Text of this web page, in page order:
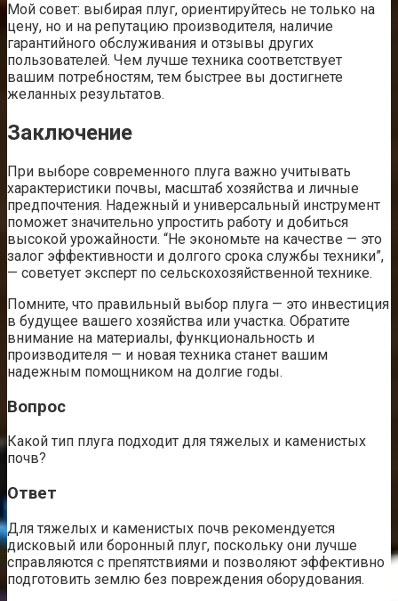
Мой совет: выбирая плуг, ориентируйтесь не только на
цену, но и на репутацию производителя, наличие
гарантийного обслуживания и отзывы других
пользователей. Чем лучше техника соответствует
вашим потребностям, тем быстрее вы достигнете
желанных результатов.
Заключение
При выборе современного плуга важно учитывать
характеристики почвы, масштаб хозяйства и личные
предпочтения. Надежный и универсальный инструмент
поможет значительно упростить работу и добиться
высокой урожайности. “Не экономьте на качестве — это
залог эффективности и долгого срока службы техники”,
— советует эксперт по сельскохозяйственной технике.
Помните, что правильный выбор плуга — это инвестиция
в будущее вашего хозяйства или участка. Обратите
внимание на материалы, функциональность и
производителя — и новая техника станет вашим
надежным помощником на долгие годы.
Вопрос
Какой тип плуга подходит для тяжелых и каменистых
почв?
Ответ
Для тяжелых и каменистых почв рекомендуется
дисковый или боронный плуг, поскольку они лучше
справляются с препятствиями и позволяют эффективно
подготовить землю без повреждения оборудования.